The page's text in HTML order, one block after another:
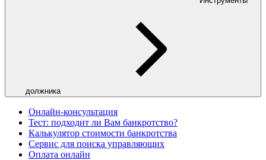
должника
Онлайн-консультация
Тест: подходит ли Вам банкротство?
Калькулятор стоимости банкротства
Сервис для поиска управляющих
Оплата онлайн